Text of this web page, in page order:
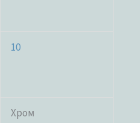
10
Хром